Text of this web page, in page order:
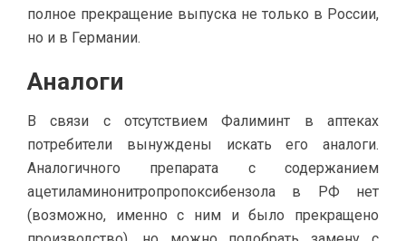
полное прекращение выпуска не только в России,
но и в Германии.
Аналоги
В связи с отсутствием Фалиминт в аптеках
потребители вынуждены искать его аналоги.
Аналогичного препарата с содержанием
ацетиламинонитропропоксибензола в РФ нет
(возможно, именно с ним и было прекращено